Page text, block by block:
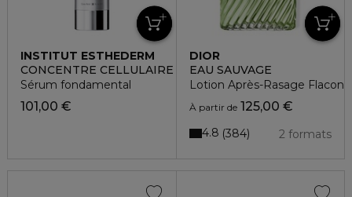
INSTITUT ESTHEDERM
CONCENTRE CELLULAIRE
Sérum fondamental
101,00 €
DIOR
EAU SAUVAGE
Lotion Après-Rasage Flacon
À partir de125,00 €
2 formats
4.8 384